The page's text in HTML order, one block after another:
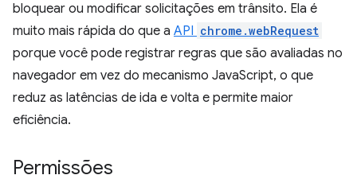
bloquear ou modificar solicitações em trânsito. Ela é
muito mais rápida do que a API chrome.webRequest
porque você pode registrar regras que são avaliadas no
navegador em vez do mecanismo JavaScript, o que
reduz as latências de ida e volta e permite maior
eficiência.
Permissões